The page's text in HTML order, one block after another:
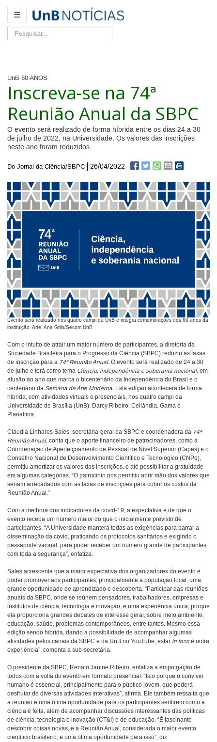
☰
Pesquisar...
UnB 60 ANOS
Inscreva-se na 74ª
Reunião Anual da SBPC
O evento será realizado de forma híbrida entre os dias 24 a 30
de julho de 2022, na Universidade. Os valores das inscrições
neste ano foram reduzidos
Do Jornal da Ciência/SBPC 26/04/2022
Evento será realizado nos quatro campi da UnB e integra comemorações dos 60 anos da
instituição. Arte: Ana Grilo/Secom UnB
Com o intuito de atrair um maior número de participantes, a diretoria da
Sociedade Brasileira para o Progresso da Ciência (SBPC) reduziu as taxas
de inscrição para a 74ª Reunião Anual. O evento será realizado de 24 a 30
de julho e terá como tema Ciência, independência e soberania nacional, em
alusão ao ano que marca o bicentenário da Independência do Brasil e o
centenário da Semana de Arte Moderna. Esta edição acontecerá de forma
híbrida, com atividades virtuais e presenciais, nos quatro campi da
Universidade de Brasília (UnB): Darcy Ribeiro, Ceilândia, Gama e
Planaltina.
Cláudia Linhares Sales, secretária-geral da SBPC e coordenadora da 74ª
Reunião Anual, conta que o aporte financeiro de patrocinadores, como a
Coordenação de Aperfeiçoamento de Pessoal de Nível Superior (Capes) e o
Conselho Nacional de Desenvolvimento Científico e Tecnológico (CNPq),
permitiu amortizar os valores das inscrições, e até possibilitar a gratuidade
em algumas categorias. “O patrocínio nos permitiu abrir mão dos valores que
seriam arrecadados com as taxas de inscrições para cobrir os custos da
Reunião Anual.”
Com a melhora dos indicadores da covid-19, a expectativa é de que o
evento receba um número maior do que o inicialmente previsto de
participantes. “A Universidade manterá todas as exigências para barrar a
disseminação da covid, praticando os protocolos sanitários e exigindo o
passaporte vacinal, para poder receber um número grande de participantes
com toda a segurança”, enfatiza.
Sales acrescenta que a maior expectativa dos organizadores do evento é
poder promover aos participantes, principalmente à população local, uma
grande oportunidade de aprendizado e descoberta. “Participar das reuniões
anuais da SBPC, onde se reúnem pensadores, trabalhadores, empresas e
institutos de ciência, tecnologia e inovação, é uma experiência única, porque
ela proporciona grandes debates de interesse geral, sobre meio ambiente,
educação, saúde, problemas contemporâneos, entre tantos. Mesmo essa
edição sendo híbrida, dando a possibilidade de acompanhar algumas
atividades pelos canais da SBPC e da UnB no YouTube, estar in loco é outra
experiência”, comenta a sub-secretária.
O presidente da SBPC, Renato Janine Ribeiro, enfatiza a empolgação de
todos com a volta do evento em formato presencial. “Isto porque o convívio
humano é essencial, principalmente para o público jovem, que poderá
desfrutar de diversas atividades interativas”, afirma. Ele também ressalta que
a reunião é uma ótima oportunidade para os participantes sentirem como a
ciência é feita, além de acompanhar discussões interessantes das políticas
de ciência, tecnologia e inovação (CT&I) e de educação. “É fascinante
descobrir coisas novas, e a Reunião Anual, considerada o maior evento
científico brasileiro, é uma ótima oportunidade para isso”, diz.